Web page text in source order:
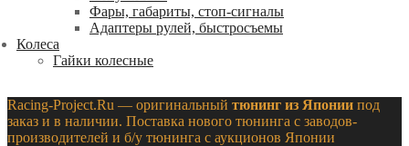
Фары, габариты, стоп-сигналы
Адаптеры рулей, быстросъемы
Колеса
Гайки колесные
Racing-Project.Ru — оригинальный тюнинг из Японии под
заказ и в наличии. Поставка нового тюнинга с заводов-
производителей и б/у тюнинга с аукционов Японии